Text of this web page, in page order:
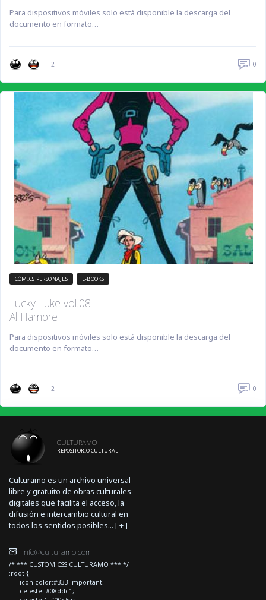
Para dispositivos móviles solo está disponible la descarga del
documento en formato…
2 0
CÓMICS PERSONAJES E-BOOKS
Lucky Luke vol.08
Al Hambre
Para dispositivos móviles solo está disponible la descarga del
documento en formato…
2 0
CULTURAMO
REPOSITORIO CULTURAL
Culturamo es un archivo universal
libre y gratuito de obras culturales
digitales que facilita el acceso, la
difusión e intercambio cultural en
todos los sentidos posibles... [+]
info@culturamo.com
/* *** CUSTOM CSS CULTURAMO *** */
:root {
--icon-color:#333!important;
--celeste: #08ddc1;